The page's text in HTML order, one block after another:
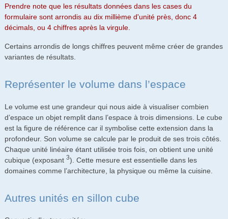
Prendre note que les résultats données dans les cases du
formulaire sont arrondis au dix millième d'unité près, donc 4
décimals, ou 4 chiffres après la virgule.
Certains arrondis de longs chiffres peuvent même créer de grandes
variantes de résultats.
Représenter le volume dans l’espace
Le volume est une grandeur qui nous aide à visualiser combien
d’espace un objet remplit dans l’espace à trois dimensions. Le cube
est la figure de référence car il symbolise cette extension dans la
profondeur. Son volume se calcule par le produit de ses trois côtés.
Chaque unité linéaire étant utilisée trois fois, on obtient une unité
cubique (exposant 3). Cette mesure est essentielle dans les
domaines comme l’architecture, la physique ou même la cuisine.
Autres unités en sillon cube